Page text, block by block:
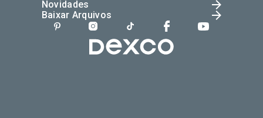
Novidades
Baixar Arquivos